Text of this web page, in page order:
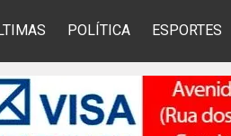
POLÍTICA ESPORTES